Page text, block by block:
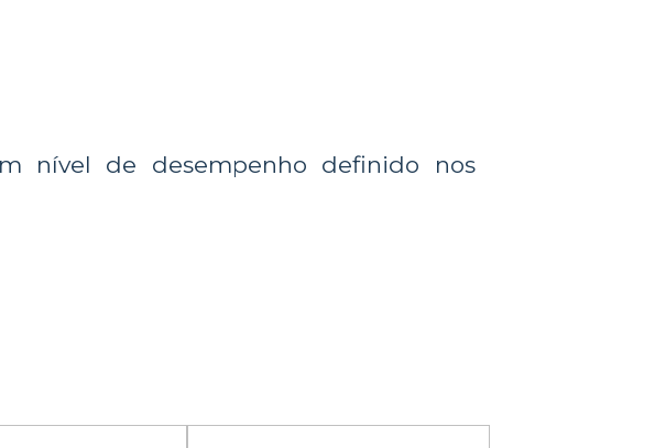
nível de desempenho definido nos